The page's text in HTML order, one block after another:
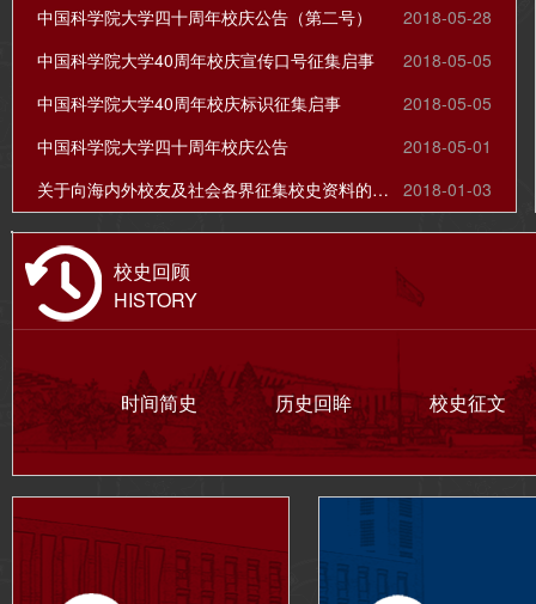
2018-05-28
中国科学院大学四十周年校庆公告（第二号）
2018-05-05
中国科学院大学40周年校庆宣传口号征集启事
2018-05-05
中国科学院大学40周年校庆标识征集启事
2018-05-01
中国科学院大学四十周年校庆公告
2018-01-03
关于向海内外校友及社会各界征集校史资料的公告
校史回顾
HISTORY
时间简史 历史回眸 校史征文